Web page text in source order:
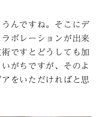
んですね。そこにデ
ボレーションが出来
ですとどうしても加
がちですが、そのよ
をいただければと思